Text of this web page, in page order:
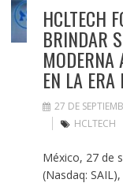
HCLTECH
BRINDAR
MODERNA
EN LA
27 DE
HCLTECH
México, 27 de
(Nasdaq: